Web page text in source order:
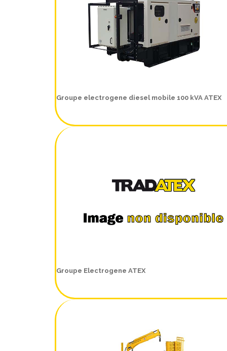
Groupe electrogene diesel mobile 100 kVA ATEX
Groupe Electrogene ATEX